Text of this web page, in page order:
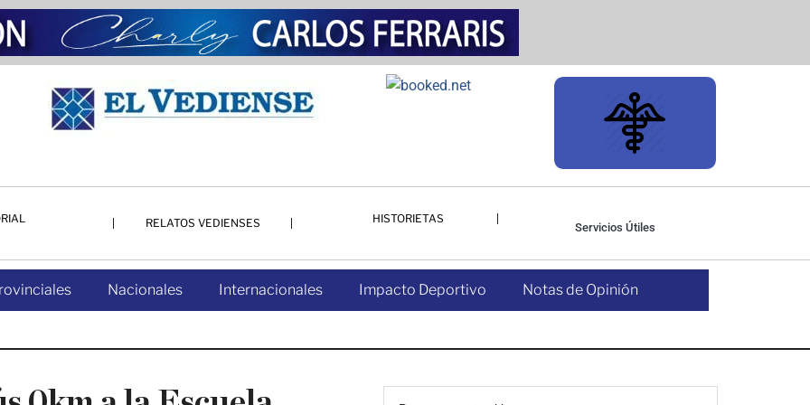
RELATOS VEDIENSES HISTORIETAS
Servicios Útiles
Nacionales Internacionales Impacto Deportivo Notas de Opinión